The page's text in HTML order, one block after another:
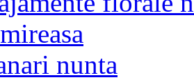
nunta